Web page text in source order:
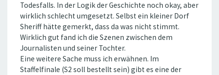
Todesfalls. In der Logik der Geschichte noch okay, aber
wirklich schlecht umgesetzt. Selbst ein kleiner Dorf
Sheriff hätte gemerkt, dass da was nicht stimmt.
Wirklich gut fand ich die Szenen zwischen dem
Journalisten und seiner Tochter.
Eine weitere Sache muss ich erwähnen. Im
Staffelfinale (S2 soll bestellt sein) gibt es eine der